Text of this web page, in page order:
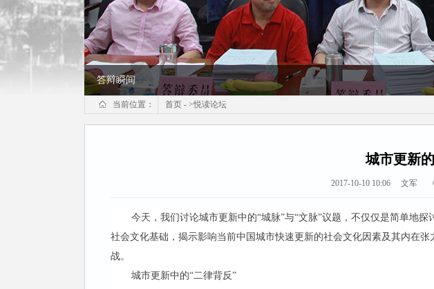
答辩瞬间
当前位置： 首页 - >悦读论坛
城市更新
2017-10-10 10:06 文军
今天，我们讨论城市更新中的“城脉”与“文脉”议题，不仅仅是简单地
社会文化基础，揭示影响当前中国城市快速更新的社会文化因素及其内在
战。
城市更新中的“二律背反”